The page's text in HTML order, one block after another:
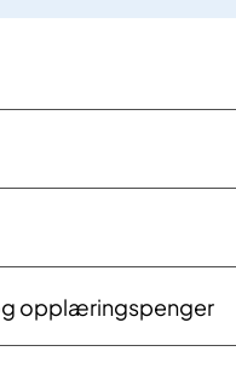
opplæringspenger